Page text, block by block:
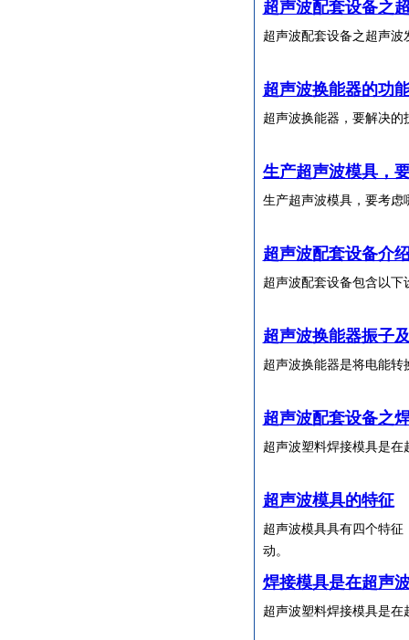
超声波配套设备之
超声波配套设备之超声
超声波换能器的功
超声波换能器，要解决
生产超声波模具，
生产超声波模具，要考虑
超声波配套设备介
超声波配套设备包含以
超声波换能器振子
超声波换能器是将电能
超声波配套设备之
超声波塑料焊接模具是
超声波模具的特征
超声波模具具有四个特
动。
焊接模具是在超声
超声波塑料焊接模具是